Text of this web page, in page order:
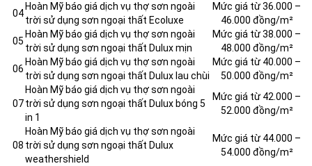
04
Hoàn Mỹ báo giá dịch vụ thợ sơn ngoài
trời sử dụng sơn ngoại thất Ecoluxe
Mức giá từ 36.000 –
46.000 đồng/m²
05
Hoàn Mỹ báo giá dịch vụ thợ sơn ngoài
trời sử dụng sơn ngoại thất Dulux mịn
Mức giá từ 38.000 –
48.000 đồng/m²
06
Hoàn Mỹ báo giá dịch vụ thợ sơn ngoài
trời sử dụng sơn ngoại thất Dulux lau chùi
Mức giá từ 40.000 –
50.000 đồng/m²
07
Hoàn Mỹ báo giá dịch vụ thợ sơn ngoài
trời sử dụng sơn ngoại thất Dulux bóng 5
in 1
Mức giá từ 42.000 –
52.000 đồng/m²
08
Hoàn Mỹ báo giá dịch vụ thợ sơn ngoài
trời sử dụng sơn ngoại thất Dulux
weathershield
Mức giá từ 44.000 –
54.000 đồng/m²